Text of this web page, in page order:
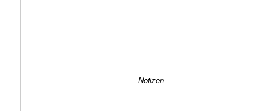
Notizen